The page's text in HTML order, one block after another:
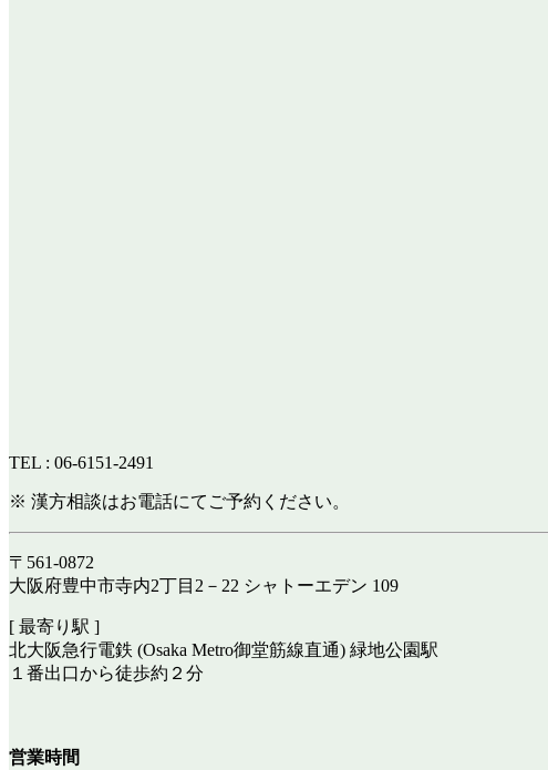
TEL : 06-6151-2491
※ 漢方相談はお電話にてご予約ください。
〒561-0872
大阪府豊中市寺内2丁目2－22 シャトーエデン 109
[ 最寄り駅 ]
北大阪急行電鉄 (Osaka Metro御堂筋線直通) 緑地公園駅
１番出口から徒歩約２分
営業時間